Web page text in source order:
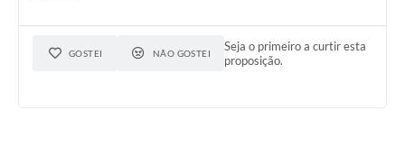
GOSTEI NÃO GOSTEI
Seja o primeiro a curtir esta
proposição.